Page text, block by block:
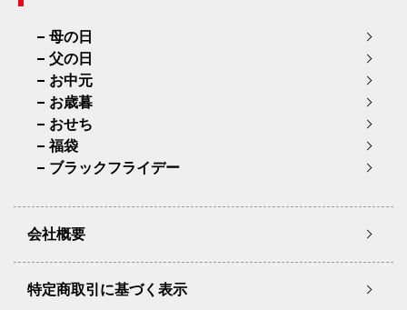
母の日
父の日
お中元
お歳暮
おせち
福袋
ブラックフライデー
会社概要
特定商取引に基づく表示